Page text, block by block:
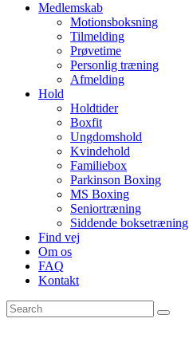
Medlemskab
Motionsboksning
Tilmelding
Prøvetime
Personlig træning
Afmelding
Hold
Holdtider
Boxfit
Ungdomshold
Kvindehold
Familiebox
Parkinson Boxing
MS Boxing
Seniortræning
Siddende boksetræning
Find vej
Om os
FAQ
Kontakt